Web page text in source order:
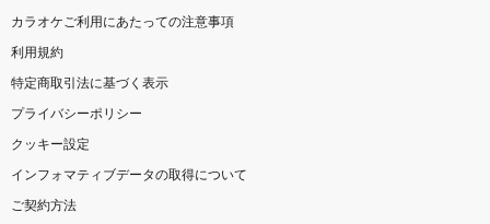
カラオケご利用にあたっての注意事項
利用規約
特定商取引法に基づく表示
プライバシーポリシー
クッキー設定
インフォマティブデータの取得について
ご契約方法